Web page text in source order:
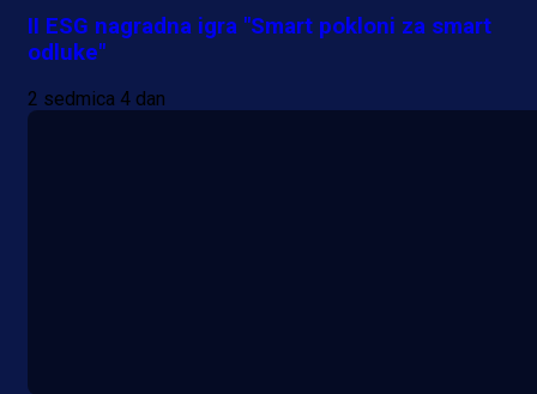
II ESG nagradna igra "Smart pokloni za smart
odluke"
2 sedmica 4 dan